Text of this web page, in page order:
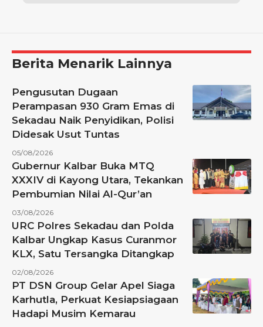
Berita Menarik Lainnya
Pengusutan Dugaan
Perampasan 930 Gram Emas di
Sekadau Naik Penyidikan, Polisi
Didesak Usut Tuntas
05/08/2026
Gubernur Kalbar Buka MTQ
XXXIV di Kayong Utara, Tekankan
Pembumian Nilai Al-Qur’an
03/08/2026
URC Polres Sekadau dan Polda
Kalbar Ungkap Kasus Curanmor
KLX, Satu Tersangka Ditangkap
02/08/2026
PT DSN Group Gelar Apel Siaga
Karhutla, Perkuat Kesiapsiagaan
Hadapi Musim Kemarau